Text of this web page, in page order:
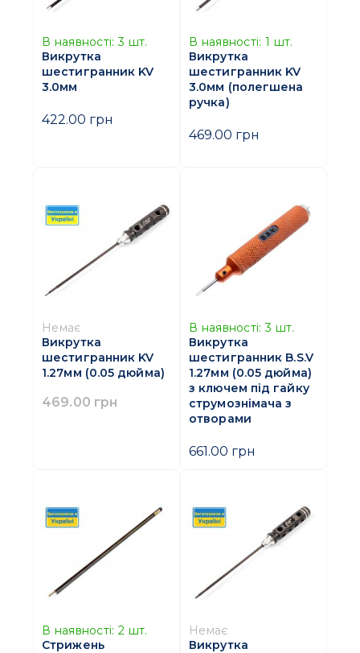
В наявності: 3 шт.
Викрутка
шестигранник KV
3.0мм
422.00 грн
В наявності: 1 шт.
Викрутка
шестигранник KV
3.0мм (полегшена
ручка)
469.00 грн
Немає
Викрутка
шестигранник KV
1.27мм (0.05 дюйма)
469.00 грн
В наявності: 3 шт.
Викрутка
шестигранник B.S.V
1.27мм (0.05 дюйма)
з ключем під гайку
струмознімача з
отворами
661.00 грн
В наявності: 2 шт.
Стрижень
Немає
Викрутка